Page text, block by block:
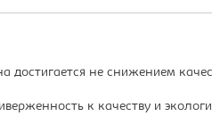
не снижением
к качеству и